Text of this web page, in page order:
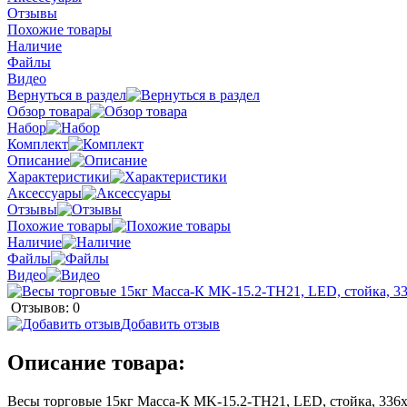
Отзывы
Похожие товары
Наличие
Файлы
Видео
Вернуться в раздел
Обзор товара
Набор
Комплект
Описание
Характеристики
Аксессуары
Отзывы
Похожие товары
Наличие
Файлы
Видео
Отзывов: 0
Добавить отзыв
Описание товара:
Весы торговые 15кг Масса-К MK-15.2-TH21, LED, стойка,